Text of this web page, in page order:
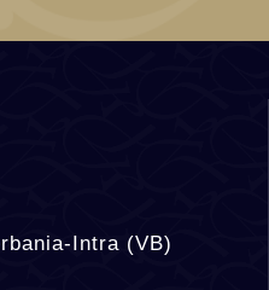
Intra (VB)